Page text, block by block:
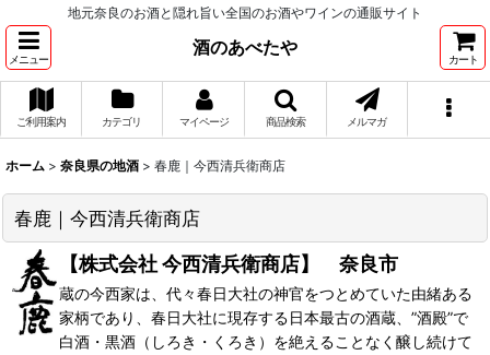
地元奈良のお酒と隠れ旨い全国のお酒やワインの通販サイト
メニュー
酒のあべたや
カート
ご利用案内 カテゴリ マイページ 商品検索 メルマガ
ホーム > 奈良県の地酒 > 春鹿｜今西清兵衛商店
春鹿｜今西清兵衛商店
【株式会社 今西清兵衛商店】 奈良市
蔵の今西家は、代々春日大社の神官をつとめていた由緒ある
家柄であり、春日大社に現存する日本最古の酒蔵、”酒殿”で
白酒・黒酒（しろき・くろき）を絶えることなく醸し続けて